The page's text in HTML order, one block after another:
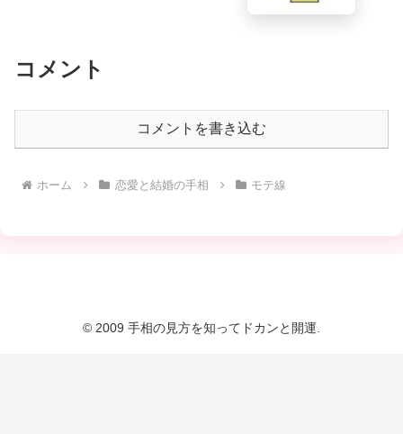
コメント
コメントを書き込む
ホーム 恋愛と結婚の手相 モテ線
© 2009 手相の見方を知ってドカンと開運.